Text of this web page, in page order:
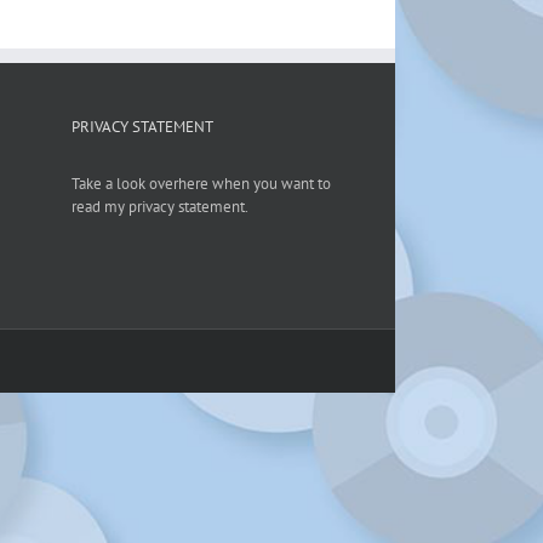
PRIVACY STATEMENT
Take a look overhere when you want to
read my privacy statement.